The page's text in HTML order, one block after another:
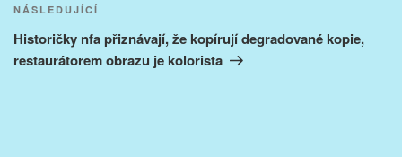
Následující
příspěvek
NÁSLEDUJÍCÍ
Historičky nfa přiznávají, že kopírují degradované kopie,
restaurátorem obrazu je kolorista